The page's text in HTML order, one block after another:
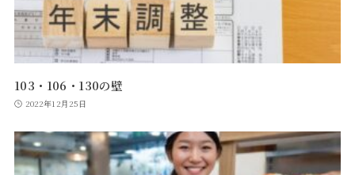
103・106・130の壁
2022年12月25日